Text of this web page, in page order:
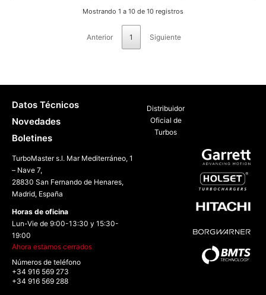
Mostrando 1 a 10 de 10 registros
Anterior 1 Siguiente
Distribuidor
Oficial de
Turbos
Datos Técnicos
Novedades
Boletines
TurboMaster s.l. Mar Mediterráneo, 1
– Nave 7,
28830 San Fernando de Henares,
Madrid, España
Horas de oficina
Lun-Vie de 9:00-13:30 y 15:30-
19:00
Ahora estamos cerrados
Números de teléfono
+34 916 569 273
+34 916 569 288